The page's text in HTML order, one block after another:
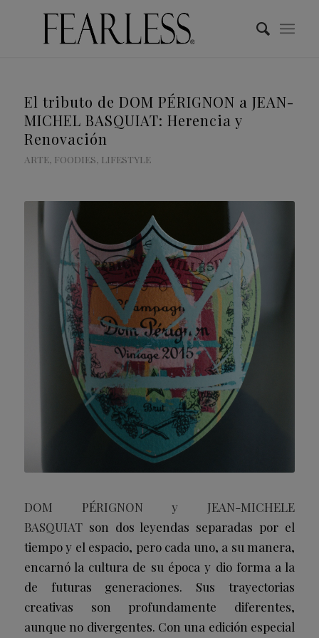
El tributo de DOM PÉRIGNON a JEAN-
MICHEL BASQUIAT: Herencia y
Renovación
ARTE, FOODIES, LIFESTYLE
DOM PÉRIGNON y JEAN-MICHELE
BASQUIAT son dos leyendas separadas por el
tiempo y el espacio, pero cada uno, a su manera,
encarnó la cultura de su época y dio forma a la
de futuras generaciones. Sus trayectorias
creativas son profundamente diferentes,
aunque no divergentes. Con una edición especial